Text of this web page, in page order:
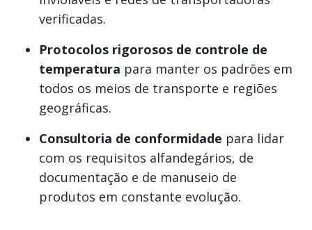
verificadas.
Protocolos rigorosos de controle de
temperatura para manter os padrões em
todos os meios de transporte e regiões
geográficas.
Consultoria de conformidade para lidar
com os requisitos alfandegários, de
documentação e de manuseio de
produtos em constante evolução.